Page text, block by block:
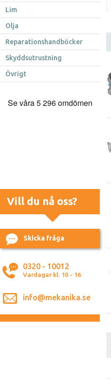
Lim
Olja
Reparationshandböcker
Skyddsutrustning
Övrigt
Vill du nå oss?
Skicka fråga
0320 - 10012
Vardagar kl. 10 - 16
info@mekanika.se